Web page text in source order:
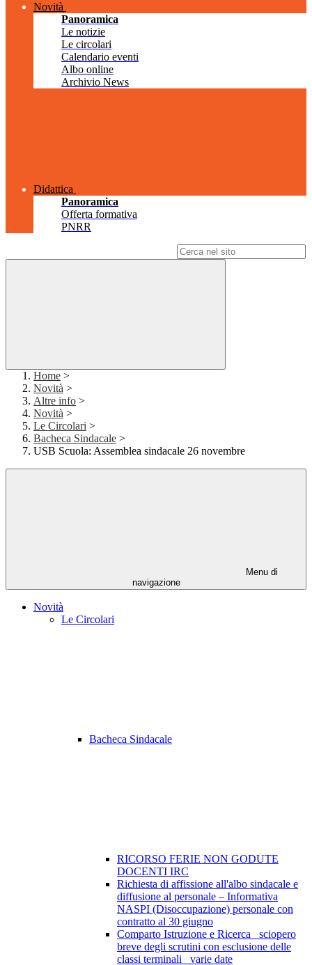
Novità
Panoramica
Le notizie
Le circolari
Calendario eventi
Albo online
Archivio News
Didattica
Panoramica
Offerta formativa
PNRR
Home >
Novità >
Altre info >
Novità >
Le Circolari >
Bacheca Sindacale >
USB Scuola: Assemblea sindacale 26 novembre
Menu di
navigazione
Novità
Le Circolari
Bacheca Sindacale
RICORSO FERIE NON GODUTE
DOCENTI IRC
Richiesta di affissione all'albo sindacale e
diffusione al personale – Informativa
NASPI (Disoccupazione) personale con
contratto al 30 giugno
Comparto Istruzione e Ricerca_ sciopero
breve degli scrutini con esclusione delle
classi terminali_ varie date